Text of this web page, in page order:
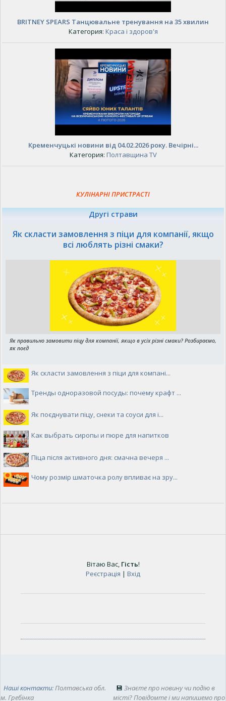
BRITNEY SPEARS Танцювальне тренування на 35 хвилин
Категория: Краса і здоров'я
Кременчуцькі новини від 04.02.2026 року. Вечірні...
Категория: Полтавщина TV
КУЛІНАРНІ ПРИСТРАСТІ
Другі страви
Як скласти замовлення з піци для компанії, якщо
всі люблять різні смаки?
Як правильно замовити піцу для компанії, якщо в усіх різні смаки? Розбираємо,
як поєд
Як скласти замовлення з піци для компані...
Тренды одноразовой посуды: почему крафт ...
Як поєднувати піцу, снеки та соуси для і...
Как выбрать сиропы и пюре для напитков
Піца після активного дня: смачна вечеря ...
Чому розмір шматочка ролу впливає на зру...
Вітаю Вас, Гість!
Реєстрація | Вхід
Наші контакти: Полтавська обл.
м. Гребінка
💾 Знаєте про новину чи подію в
місті? Повідомте і ми напишемо про